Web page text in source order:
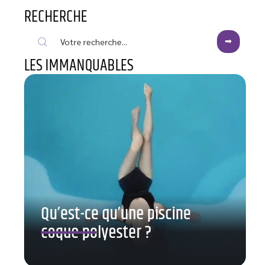
RECHERCHE
LES IMMANQUABLES
Qu’est-ce qu’une piscine
coque polyester ?